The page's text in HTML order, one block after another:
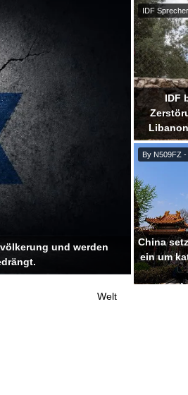
und werden
IDF Sprecher
IDF
By N509FZ -
China
ein um
Welt